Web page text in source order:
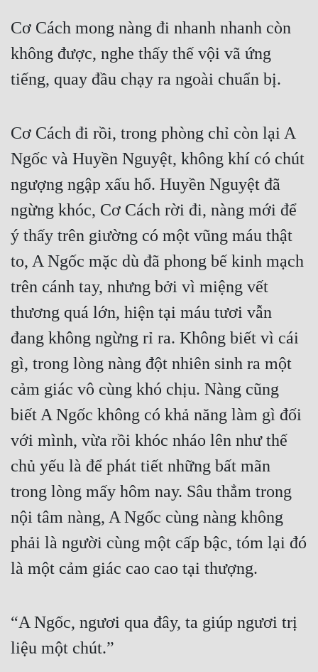
Cơ Cách mong nàng đi nhanh nhanh còn
không được, nghe thấy thế vội vã ứng
tiếng, quay đầu chạy ra ngoài chuẩn bị.
Cơ Cách đi rồi, trong phòng chỉ còn lại A
Ngốc và Huyền Nguyệt, không khí có chút
ngượng ngập xấu hổ. Huyền Nguyệt đã
ngừng khóc, Cơ Cách rời đi, nàng mới để
ý thấy trên giường có một vũng máu thật
to, A Ngốc mặc dù đã phong bế kinh mạch
trên cánh tay, nhưng bởi vì miệng vết
thương quá lớn, hiện tại máu tươi vẫn
đang không ngừng rỉ ra. Không biết vì cái
gì, trong lòng nàng đột nhiên sinh ra một
cảm giác vô cùng khó chịu. Nàng cũng
biết A Ngốc không có khả năng làm gì đối
với mình, vừa rồi khóc nháo lên như thế
chủ yếu là để phát tiết những bất mãn
trong lòng mấy hôm nay. Sâu thẳm trong
nội tâm nàng, A Ngốc cùng nàng không
phải là người cùng một cấp bậc, tóm lại đó
là một cảm giác cao cao tại thượng.
“A Ngốc, ngươi qua đây, ta giúp ngươi trị
liệu một chút.”